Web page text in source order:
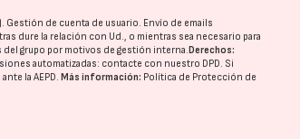
de cuenta de usuario. Envío de emails
dure la relación con Ud., o mientras sea necesario para
del grupo por motivos de gestión interna.Derechos:
automatizadas: contacte con nuestro DPD. Si
ante laAEPD.Más información: Política de Protección de